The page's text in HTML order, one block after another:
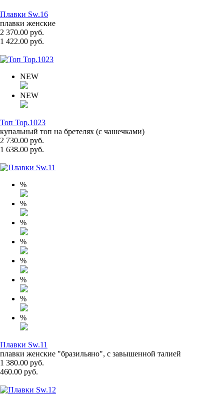
Плавки Sw.16
плавки женские
2 370.00 руб.
1 422.00 руб.
NEW
NEW
Топ Top.1023
купальный топ на бретелях (с чашечками)
2 730.00 руб.
1 638.00 руб.
%
%
%
%
%
%
%
%
Плавки Sw.11
плавки женские "бразильяно", с завышенной талией
1 380.00 руб.
460.00 руб.